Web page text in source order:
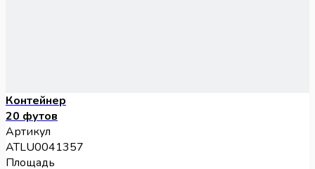
Контейнер
20 футов
Артикул
ATLU0041357
Площадь